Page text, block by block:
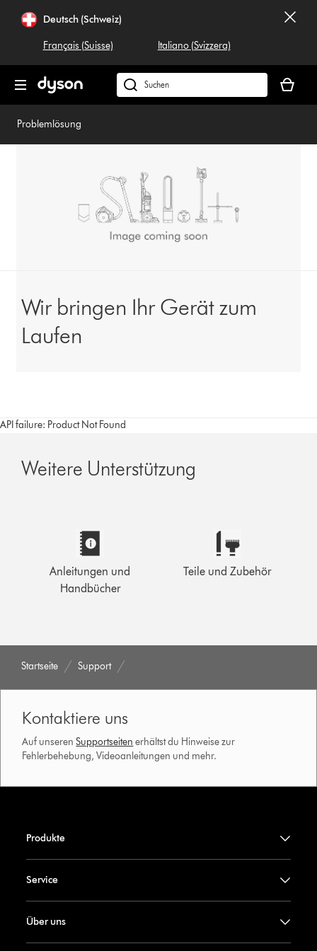
überspringenDeutsch (Schweiz)
Français (Suisse) Italiano (Svizzera)
Dyson.ch
durchsuchen
ist
Problemlösung
Wir bringen Ihr Gerät zum
Laufen
API failure: Product Not Found
Weitere Unterstützung
Anleitungen und
Handbücher
Teile und Zubehör
Startseite Support
Kontaktiere uns
Auf unserenSupportseiten erhältst du Hinweise zur
Fehlerbehebung, Videoanleitungen und mehr.
Produkte
Service
Über uns